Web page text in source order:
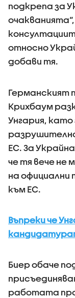
подкрепа за
относно
добави тя.
Германският
Крихбаум
Унгария, като
ЕС. За
че тя вече не
на официални
към ЕС.
Въпреки че
Биер обаче
работата